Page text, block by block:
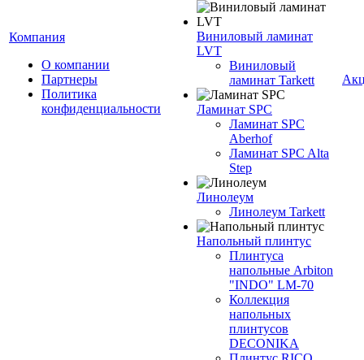
Компания
О компании
Партнеры
Политика
конфиденциальности
Виниловый ламинат
LVT
Виниловый
ламинат Tarkett
Ламинат SPC
Ламинат SPC
Aberhof
Ламинат SPC Alta
Step
Линолеум
Линолеум Tarkett
Напольный плинтус
Плинтуса
напольные Arbiton
"INDO" LM-70
Коллекция
напольных
плинтусов
DECONIKA